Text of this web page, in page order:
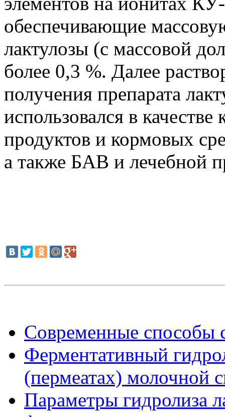
обеспечивающие
лактулозы (с массовой
более 0,3 %. Далее
получения препарата
использовался в
продуктов и кормовых
а также БAB и лечебной
Современные способы
Ферментативный
(пермеатах) молочной
Параметры гидролиза